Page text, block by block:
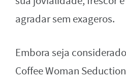
agradar sem exageros.
Embora seja
Coffee Woman